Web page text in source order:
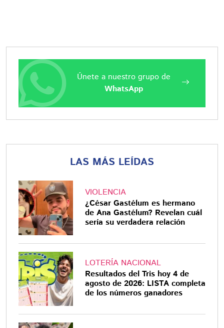
Únete a nuestro grupo de
WhatsApp
LAS MÁS LEÍDAS
VIOLENCIA
¿César Gastélum es hermano
de Ana Gastélum? Revelan cuál
sería su verdadera relación
LOTERÍA NACIONAL
Resultados del Tris hoy 4 de
agosto de 2026: LISTA completa
de los números ganadores